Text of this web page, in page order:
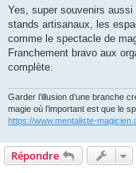
s
a
g
Yes, super souvenirs
stands artisanaux, les
comme le spectacle de
Franchement bravo aux
complète.
Garder l’illusion d’une branche
magie où l’important est que le
https://www.mentaliste-
Répondre